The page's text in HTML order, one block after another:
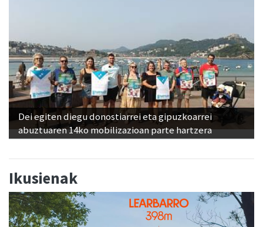
Dei egiten diegu donostiarrei eta gipuzkoarrei
abuztuaren 14ko mobilizazioan parte hartzera
Ikusienak